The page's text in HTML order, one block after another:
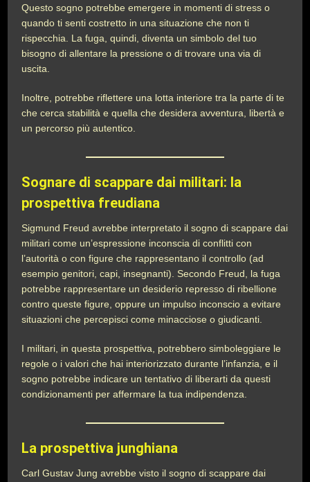
Questo sogno potrebbe emergere in momenti di stress o
quando ti senti costretto in una situazione che non ti
rispecchia. La fuga, quindi, diventa un simbolo del tuo
bisogno di allentare la pressione o di trovare una via di
uscita.
Inoltre, potrebbe riflettere una lotta interiore tra la parte di te
che cerca stabilità e quella che desidera avventura, libertà e
un percorso più autentico.
Sognare di scappare dai militari: la
prospettiva freudiana
Sigmund Freud avrebbe interpretato il sogno di scappare dai
militari come un’espressione inconscia di conflitti con
l’autorità o con figure che rappresentano il controllo (ad
esempio genitori, capi, insegnanti). Secondo Freud, la fuga
potrebbe rappresentare un desiderio represso di ribellione
contro queste figure, oppure un impulso inconscio a evitare
situazioni che percepisci come minacciose o giudicanti.
I militari, in questa prospettiva, potrebbero simboleggiare le
regole o i valori che hai interiorizzato durante l’infanzia, e il
sogno potrebbe indicare un tentativo di liberarti da questi
condizionamenti per affermare la tua indipendenza.
La prospettiva junghiana
Carl Gustav Jung avrebbe visto il sogno di scappare dai